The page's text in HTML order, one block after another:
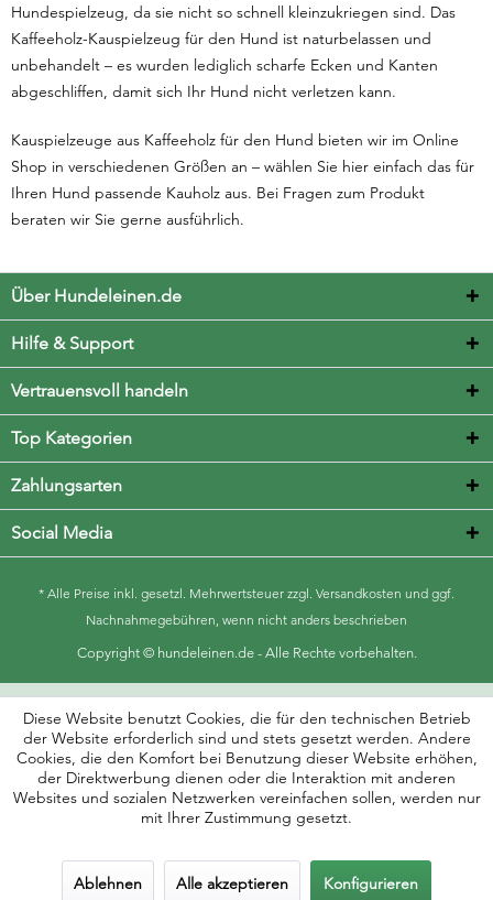
Hundespielzeug, da sie nicht so schnell kleinzukriegen sind. Das
Kaffeeholz-Kauspielzeug für den Hund ist naturbelassen und
unbehandelt – es wurden lediglich scharfe Ecken und Kanten
abgeschliffen, damit sich Ihr Hund nicht verletzen kann.
Kauspielzeuge aus Kaffeeholz für den Hund bieten wir im Online
Shop in verschiedenen Größen an – wählen Sie hier einfach das für
Ihren Hund passende Kauholz aus. Bei Fragen zum Produkt
beraten wir Sie gerne ausführlich.
Über Hundeleinen.de
Hilfe & Support
Vertrauensvoll handeln
Top Kategorien
Zahlungsarten
Social Media
* Alle Preise inkl. gesetzl. Mehrwertsteuer zzgl. Versandkosten und ggf.
Nachnahmegebühren, wenn nicht anders beschrieben
Copyright © hundeleinen.de - Alle Rechte vorbehalten.
Diese Website benutzt Cookies, die für den technischen Betrieb
der Website erforderlich sind und stets gesetzt werden. Andere
Cookies, die den Komfort bei Benutzung dieser Website erhöhen,
der Direktwerbung dienen oder die Interaktion mit anderen
Websites und sozialen Netzwerken vereinfachen sollen, werden nur
mit Ihrer Zustimmung gesetzt.
Ablehnen Alle akzeptieren Konfigurieren